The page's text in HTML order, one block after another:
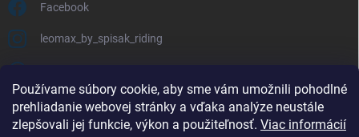
Používame súbory cookie, aby sme vám umožnili pohodlné
prehliadanie webovej stránky a vďaka analýze neustále
zlepšovali jej funkcie, výkon a použiteľnosť. Viac informácií
Facebook
leomax_by_spisak_riding
FACEBOOK